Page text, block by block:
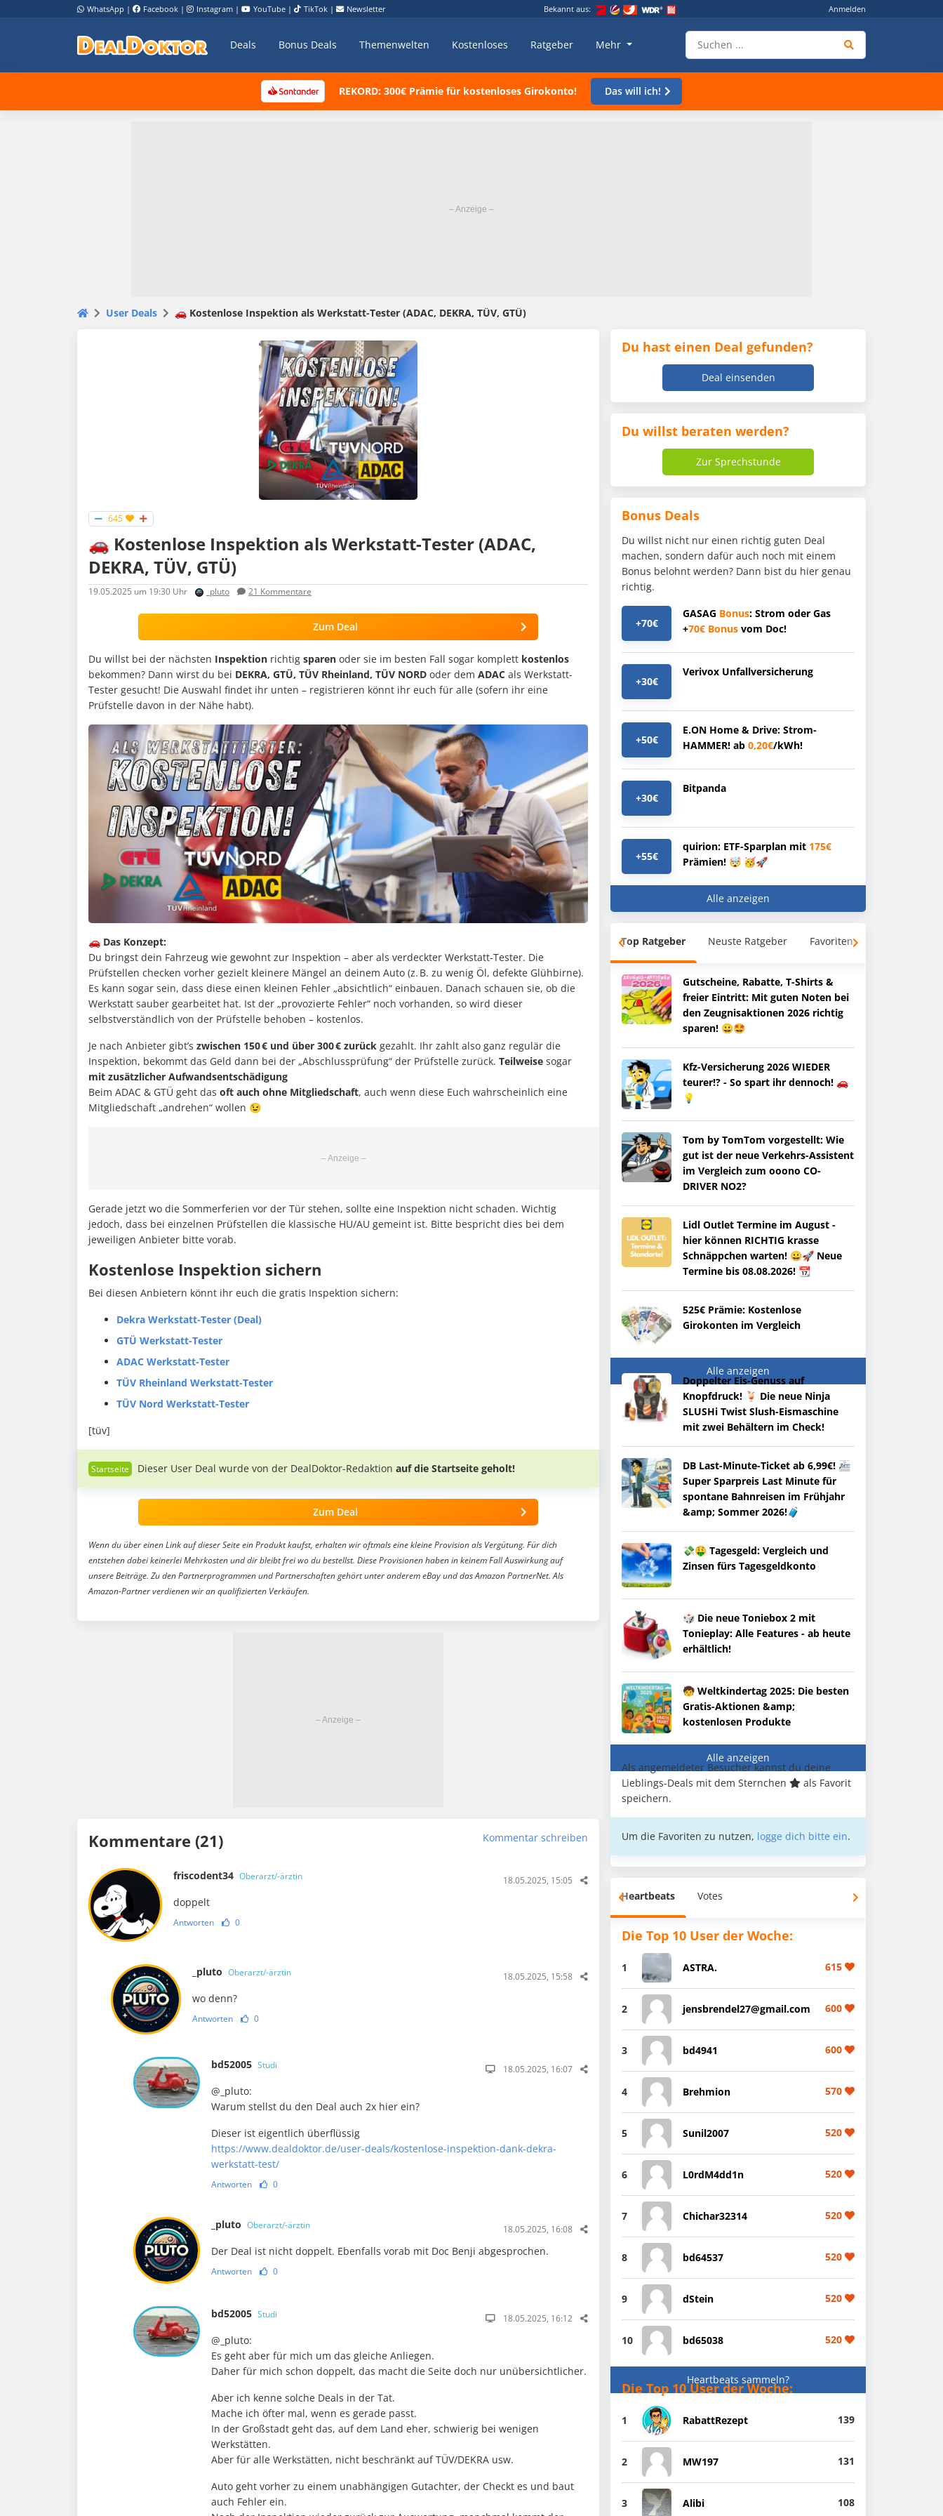
WhatsApp | Facebook | Instagram | YouTube | TikTok | Newsletter Bekannt aus: Anmelden
Deals Bonus Deals Themenwelten Kostenloses Ratgeber Mehr
REKORD: 300€ Prämie für kostenloses Girokonto! Das will ich!
User Deals 🚗 Kostenlose Inspektion als Werkstatt-Tester (ADAC, DEKRA, TÜV, GTÜ)
645
🚗 Kostenlose Inspektion als Werkstatt-Tester (ADAC,
DEKRA, TÜV, GTÜ)
19.05.2025 um 19:30 Uhr _pluto 21 Kommentare
Zum Deal
Du willst bei der nächsten Inspektion richtig sparen oder sie im besten Fall sogar komplett kostenlos
bekommen? Dann wirst du bei DEKRA, GTÜ, TÜV Rheinland, TÜV NORD oder dem ADAC als Werkstatt-
Tester gesucht! Die Auswahl findet ihr unten – registrieren könnt ihr euch für alle (sofern ihr eine
Prüfstelle davon in der Nähe habt).
🚗 Das Konzept:
Du bringst dein Fahrzeug wie gewohnt zur Inspektion – aber als verdeckter Werkstatt-Tester. Die
Prüfstellen checken vorher gezielt kleinere Mängel an deinem Auto (z. B. zu wenig Öl, defekte Glühbirne).
Es kann sogar sein, dass diese einen kleinen Fehler „absichtlich“ einbauen. Danach schauen sie, ob die
Werkstatt sauber gearbeitet hat. Ist der „provozierte Fehler“ noch vorhanden, so wird dieser
selbstverständlich von der Prüfstelle behoben – kostenlos.
Je nach Anbieter gibt’s zwischen 150 € und über 300 € zurück gezahlt. Ihr zahlt also ganz regulär die
Inspektion, bekommt das Geld dann bei der „Abschlussprüfung“ der Prüfstelle zurück. Teilweise sogar
mit zusätzlicher Aufwandsentschädigung
Beim ADAC & GTÜ geht das oft auch ohne Mitgliedschaft, auch wenn diese Euch wahrscheinlich eine
Mitgliedschaft „andrehen“ wollen 😉
Gerade jetzt wo die Sommerferien vor der Tür stehen, sollte eine Inspektion nicht schaden. Wichtig
jedoch, dass bei einzelnen Prüfstellen die klassische HU/AU gemeint ist. Bitte bespricht dies bei dem
jeweiligen Anbieter bitte vorab.
Kostenlose Inspektion sichern
Bei diesen Anbietern könnt ihr euch die gratis Inspektion sichern:
Dekra Werkstatt-Tester (Deal)
GTÜ Werkstatt-Tester
ADAC Werkstatt-Tester
TÜV Rheinland Werkstatt-Tester
TÜV Nord Werkstatt-Tester
[tüv]
Dieser User Deal wurde von der DealDoktor-Redaktion auf die Startseite geholt!
Zum Deal
Wenn du über einen Link auf dieser Seite ein Produkt kaufst, erhalten wir oftmals eine kleine Provision als Vergütung. Für dich
entstehen dabei keinerlei Mehrkosten und dir bleibt frei wo du bestellst. Diese Provisionen haben in keinem Fall Auswirkung auf
unsere Beiträge. Zu den Partnerprogrammen und Partnerschaften gehört unter anderem eBay und das Amazon PartnerNet. Als
Amazon-Partner verdienen wir an qualifizierten Verkäufen.
Kommentare (21) Kommentar schreiben
friscodent34 Oberarzt/-ärztin 18.05.2025, 15:05
doppelt
Antworten 0
_pluto Oberarzt/-ärztin 18.05.2025, 15:58
wo denn?
Antworten 0
bd52005 Studi 18.05.2025, 16:07
@_pluto:
Warum stellst du den Deal auch 2x hier ein?
Dieser ist eigentlich überflüssig
https://www.dealdoktor.de/user-deals/kostenlose-inspektion-dank-dekra-
werkstatt-test/
Antworten 0
_pluto Oberarzt/-ärztin 18.05.2025, 16:08
Der Deal ist nicht doppelt. Ebenfalls vorab mit Doc Benji abgesprochen.
Antworten 0
bd52005 Studi 18.05.2025, 16:12
@_pluto:
Es geht aber für mich um das gleiche Anliegen.
Daher für mich schon doppelt, das macht die Seite doch nur unübersichtlicher.
Aber ich kenne solche Deals in der Tat.
Mache ich öfter mal, wenn es gerade passt.
In der Großstadt geht das, auf dem Land eher, schwierig bei wenigen
Werkstätten.
Aber für alle Werkstätten, nicht beschränkt auf TÜV/DEKRA usw.
Auto geht vorher zu einem unabhängigen Gutachter, der Checkt es und baut
auch Fehler ein.
Du hast einen Deal gefunden?
Deal einsenden
Du willst beraten werden?
Zur Sprechstunde
Bonus Deals
Du willst nicht nur einen richtig guten Deal
machen, sondern dafür auch noch mit einem
Bonus belohnt werden? Dann bist du hier genau
richtig.
+70€
GASAG Bonus: Strom oder Gas
+70€ Bonus vom Doc!
+30€
Verivox Unfallversicherung
+50€
E.ON Home & Drive: Strom-
HAMMER! ab 0,20€/kWh!
+30€
Bitpanda
+55€
quirion: ETF-Sparplan mit 175€
Prämien! 🤯 🥳🚀
Alle anzeigen
Top Ratgeber Neuste Ratgeber Favoriten
Gutscheine, Rabatte, T-Shirts &
freier Eintritt: Mit guten Noten bei
den Zeugnisaktionen 2026 richtig
sparen! 😀🤩
Kfz-Versicherung 2026 WIEDER
teurer!? - So spart ihr dennoch! 🚗
💡
Tom by TomTom vorgestellt: Wie
gut ist der neue Verkehrs-Assistent
im Vergleich zum ooono CO-
DRIVER NO2?
Lidl Outlet Termine im August -
hier können RICHTIG krasse
Schnäppchen warten! 😀🚀 Neue
Termine bis 08.08.2026! 📆
525€ Prämie: Kostenlose
Girokonten im Vergleich
Alle anzeigen
Doppelter Eis-Genuss auf
Knopfdruck! 🍹 Die neue Ninja
SLUSHi Twist Slush-Eismaschine
mit zwei Behältern im Check!
DB Last-Minute-Ticket ab 6,99€! 🚈
Super Sparpreis Last Minute für
spontane Bahnreisen im Frühjahr
&amp; Sommer 2026!🧳
💸🤑 Tagesgeld: Vergleich und
Zinsen fürs Tagesgeldkonto
🎲 Die neue Toniebox 2 mit
Tonieplay: Alle Features - ab heute
erhältlich!
🧒 Weltkindertag 2025: Die besten
Gratis-Aktionen &amp;
kostenlosen Produkte
Alle anzeigen
Als angemeldeter Besucher kannst du deine
Lieblings-Deals mit dem Sternchen
als Favorit
speichern.
Um die Favoriten zu nutzen, logge dich bitte ein.
Heartbeats Votes
Die Top 10 User der Woche:
1 ASTRA. 615
2 jensbrendel27@gmail.com 600
3 bd4941 600
4 Brehmion 570
5 Sunil2007 520
6 L0rdM4dd1n 520
7 Chichar32314 520
8 bd64537 520
9 dStein 520
10 bd65038 520
Heartbeats sammeln?
Die Top 10 User der Woche:
1 RabattRezept 139
2 MW197 131
3 Alibi 108